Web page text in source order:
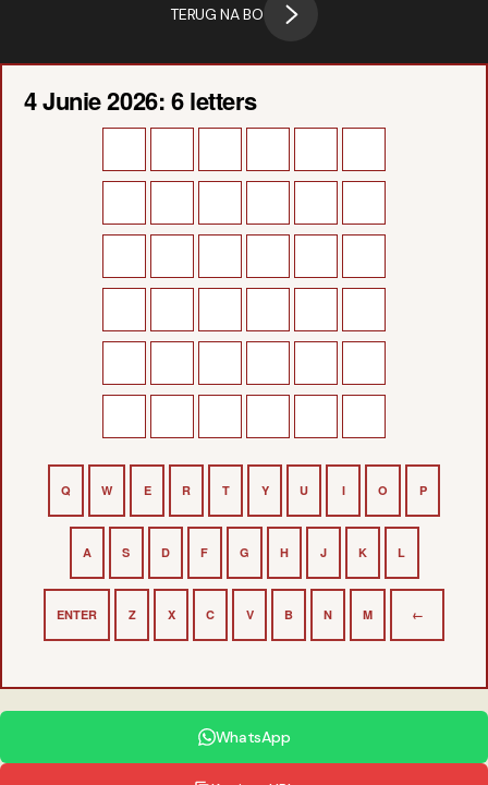
TERUG NA BO
4 Junie 2026: 6 letters
Q W E R T Y U I O P
A S D F G H J K L
ENTER Z X C V B N M ←
WhatsApp